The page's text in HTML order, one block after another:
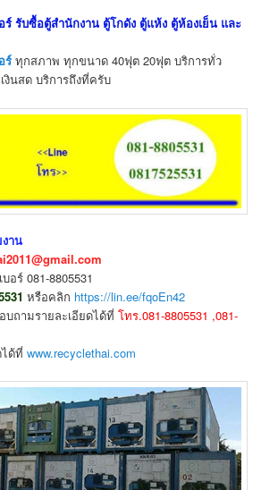
รับซื้อตู้สำนักงาน ตู้โกดัง ตู้แห้ง ตู้ห้องเย็น และ
ร์ ทุกสภาพ ทุกขนาด 40ฟุต 20ฟุต บริการทั่ว
งินสด บริการถึงที่ครับ
าน
อร์ 081-8805531
หรือคลิก https://lin.ee/fqoEn42
ถามรายละเอียดได้ที่ โทร.081-8805531 ,081-
ได้ที่www.recyclethai.com